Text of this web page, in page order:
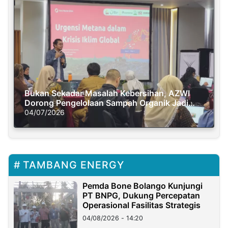
Bukan Sekadar Masalah Kebersihan, AZWI
Dorong Pengelolaan Sampah Organik Jadi
Solusi Krisis Iklim
04/07/2026
TAMBANG ENERGY
Pemda Bone Bolango Kunjungi
PT BNPG, Dukung Percepatan
Operasional Fasilitas Strategis
04/08/2026 - 14:20